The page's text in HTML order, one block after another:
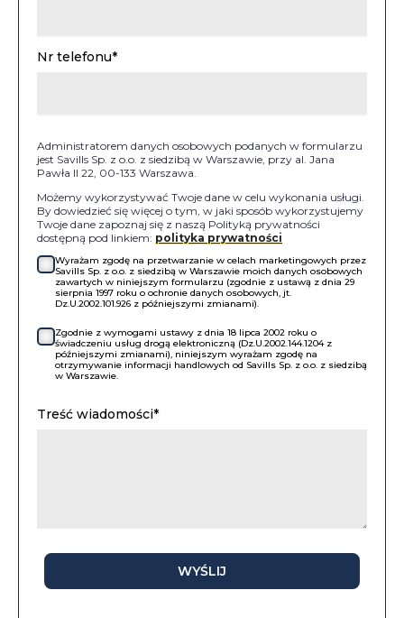
Nr telefonu*
Administratorem danych osobowych podanych w formularzu
jest Savills Sp. z o.o. z siedzibą w Warszawie, przy al. Jana
Pawła II 22, 00-133 Warszawa.
Możemy wykorzystywać Twoje dane w celu wykonania usługi.
By dowiedzieć się więcej o tym, w jaki sposób wykorzystujemy
Twoje dane zapoznaj się z naszą Polityką prywatności
dostępną pod linkiem: polityka prywatności
Wyrażam zgodę na przetwarzanie w celach marketingowych przez
Savills Sp. z o.o. z siedzibą w Warszawie moich danych osobowych
zawartych w niniejszym formularzu (zgodnie z ustawą z dnia 29
sierpnia 1997 roku o ochronie danych osobowych, jt.
Dz.U.2002.101.926 z późniejszymi zmianami).
Zgodnie z wymogami ustawy z dnia 18 lipca 2002 roku o
świadczeniu usług drogą elektroniczną (Dz.U.2002.144.1204 z
późniejszymi zmianami), niniejszym wyrażam zgodę na
otrzymywanie informacji handlowych od Savills Sp. z o.o. z siedzibą
w Warszawie.
Treść wiadomości*
WYŚLIJ